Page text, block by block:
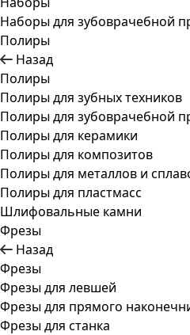
Наборы для зубоврачебной
Полиры
Назад
Полиры
Полиры для зубных техников
Полиры для зубоврачебной
Полиры для керамики
Полиры для композитов
Полиры для металлов и
Полиры для пластмасс
Шлифовальные камни
Фрезы
Назад
Фрезы
Фрезы для левшей
Фрезы для прямого
Фрезы для станка